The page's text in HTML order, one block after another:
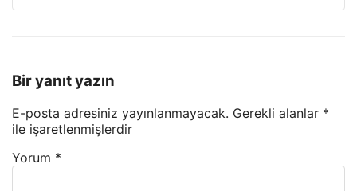
Bir yanıt yazın
E-posta adresiniz yayınlanmayacak. Gerekli alanlar *
ile işaretlenmişlerdir
Yorum *